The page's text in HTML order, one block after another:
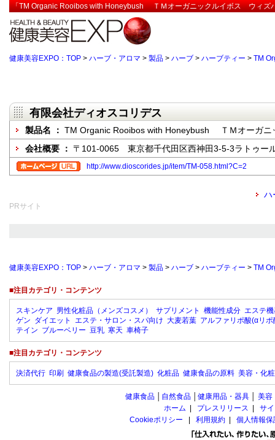
「TM Organic Rooibos with Honeybush ＴＭオーガニックルイボス ウィズ
健康美容EXPO：TOP > ハーブ・アロマ > 製品 > ハーブ > ハーブティー > TM
有限会社ディオスコリデス
製品名 ： TM Organic Rooibos with Honeybush ＴＭオーガ
会社概要 ： 〒101-0065 東京都千代田区西神田3-5-3ラトゥー
http://www.dioscorides.jp/item/TM-058.html?C=2
ハ
PRサイト
健康美容EXPO：TOP > ハーブ・アロマ > 製品 > ハーブ > ハーブティー > TM
■注目カテゴリ・コンテンツ
スキンケア 男性化粧品（メンズコスメ） サプリメント 機能性成分 エステ
ゲン ダイエット エステ・サロン・スパ向け 大麦若葉 アルファリポ酸(αリポ
テイン ブルーベリー 豆乳 寒天 車椅子
■注目カテゴリ・コンテンツ
決済代行 印刷 健康食品の製造(受託製造) 化粧品 健康食品の原料 美容・化
健康食品 自然食品 健康用品・器具 美容
ホーム
プレスリリース
サ
Cookieポリシー
利用規約 個人情報